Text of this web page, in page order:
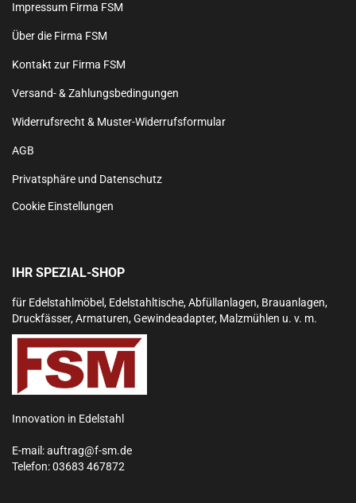
Impressum Firma FSM
Über die Firma FSM
Kontakt zur Firma FSM
Versand- & Zahlungsbedingungen
Widerrufsrecht & Muster-Widerrufsformular
AGB
Privatsphäre und Datenschutz
Cookie Einstellungen
IHR SPEZIAL-SHOP
für Edelstahlmöbel, Edelstahltische, Abfüllanlagen, Brauanlagen,
Druckfässer, Armaturen, Gewindeadapter, Malzmühlen u. v. m.
Innovation in Edelstahl
E-mail:auftrag@f-sm.de
Telefon:03683 467872